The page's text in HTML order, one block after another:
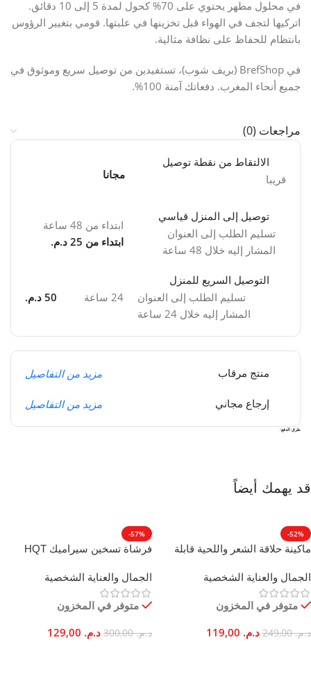
في محلول مطهر يحتوي على 70% كحول لمدة 5 إلى 10 دقائق.
اتركيها لتجف في الهواء قبل تخزينها في علبتها. قومي بتغيير الرؤوس
بانتظام للحفاظ على نظافة مثالية.
في BrefShop (بريف شوب)، تستفيدين من توصيل سريع وموثوق في
جميع أنحاء المغرب. دفعاتك آمنة 100%.
مراجعات (0)
الالتقاط من نقطة توصيل
قريبا مجانا
توصيل إلى المنزل قياسي
تسليم الطلب إلى العنوان
المشار إليه خلال 48 ساعة
ابتداء من 48 ساعة
ابتداء من 25 د.م.
التوصيل السريع للمنزل
تسليم الطلب إلى العنوان
المشار إليه خلال 24 ساعة
24 ساعة 50 د.م.
منتج مرقاب مزيد من التفاصيل
إرجاع مجاني مزيد من التفاصيل
طرق الدفع:
قد يهمك أيضاً
-52%
ماكينة حلاقة الشعر واللحية قابلة
ستيل 4 أمشاط
الجمال والعناية الشخصية
متوفر في المخزون
د.م.249,00 د.م.
-57%
فرشاة تسخين سيراميك HQT
للتكسر
الجمال والعناية الشخصية
متوفر في المخزون
د.م.300,00 د.م.